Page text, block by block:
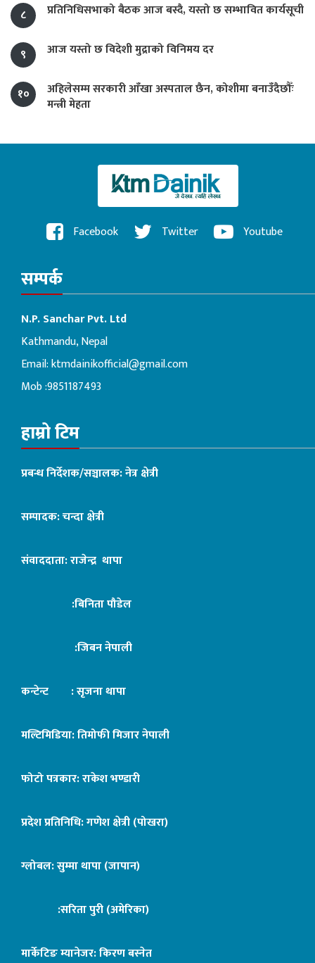
८
प्रतिनिधिसभाको बैठक आज बस्दै, यस्तो छ सम्भावित कार्यसूची
९ आज यस्तो छ विदेशी मुद्राको विनिमय दर
१०
अहिलेसम्म सरकारी आँखा अस्पताल छैन, कोशीमा बनाउँदैछौँः
मन्त्री मेहता
Facebook Twitter Youtube
सम्पर्क
N.P. Sanchar Pvt. Ltd
Kathmandu, Nepal
Email:ktmdainikofficial@gmail.com
Mob :9851187493
हाम्रो टिम
प्रबन्ध निर्देशक/सञ्चालक: नेत्र क्षेत्री
सम्पादक: चन्दा क्षेत्री
संवाददाता: राजेन्द्र थापा
:बिनिता पौडेल
:जिबन नेपाली
कन्टेन्ट : सृजना थापा
मल्टिमिडिया: तिमोफी मिजार नेपाली
फोटो पत्रकार: राकेश भण्डारी
प्रदेश प्रतिनिधि: गणेश क्षेत्री (पोखरा)
ग्लोबल: सुम्मा थापा (जापान)
:सरिता पुरी (अमेरिका)
मार्केटिङ म्यानेजर: किरण बस्नेत